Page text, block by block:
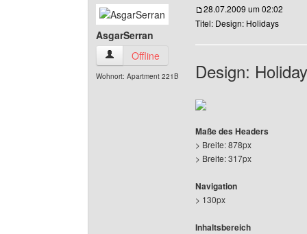
AsgarSerran
AsgarSerran Benutzer-Profile anzeigen
Offline
Wohnort: Apartment 221B
28.07.2009 um 02:02
Titel: Design: Holidays
Design:
Maße des Headers
> Breite: 878px
> Breite: 317px
Navigation
> 130px
Inhaltsbereich